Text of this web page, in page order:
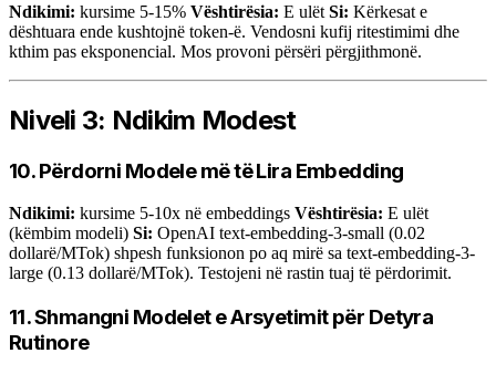
Ndikimi: kursime 5-15% Vështirësia: E ulët Si: Kërkesat e
dështuara ende kushtojnë token-ë. Vendosni kufij ritestimimi dhe
kthim pas eksponencial. Mos provoni përsëri përgjithmonë.
Niveli 3: Ndikim Modest
10. Përdorni Modele më të Lira Embedding
Ndikimi: kursime 5-10x në embeddings Vështirësia: E ulët
(këmbim modeli) Si: OpenAI text-embedding-3-small (0.02
dollarë/MTok) shpesh funksionon po aq mirë sa text-embedding-3-
large (0.13 dollarë/MTok). Testojeni në rastin tuaj të përdorimit.
11. Shmangni Modelet e Arsyetimit për Detyra
Rutinore